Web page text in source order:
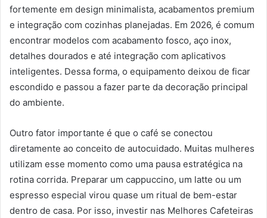
fortemente em design minimalista, acabamentos premium
e integração com cozinhas planejadas. Em 2026, é comum
encontrar modelos com acabamento fosco, aço inox,
detalhes dourados e até integração com aplicativos
inteligentes. Dessa forma, o equipamento deixou de ficar
escondido e passou a fazer parte da decoração principal
do ambiente.
Outro fator importante é que o café se conectou
diretamente ao conceito de autocuidado. Muitas mulheres
utilizam esse momento como uma pausa estratégica na
rotina corrida. Preparar um cappuccino, um latte ou um
espresso especial virou quase um ritual de bem-estar
dentro de casa. Por isso, investir nas Melhores Cafeteiras